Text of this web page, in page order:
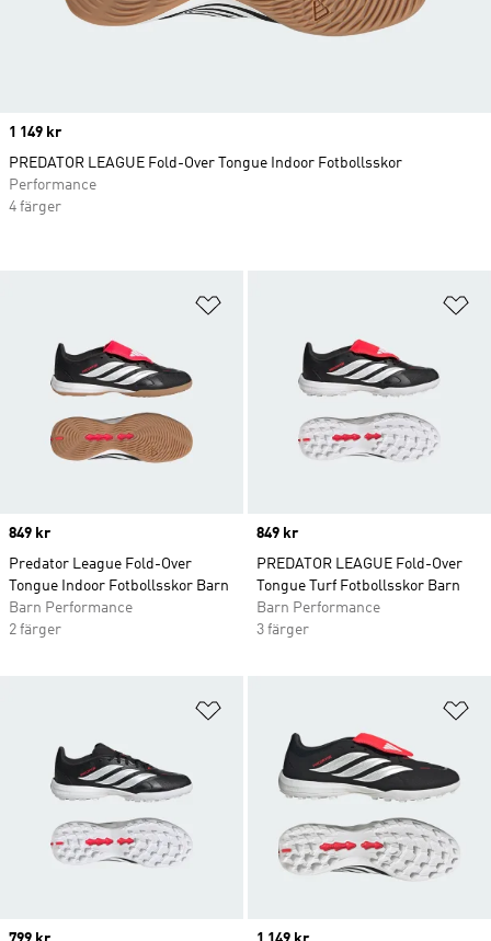
Price
849 kr
Predator League Fold-Over
Tongue Indoor Fotbollsskor Barn
Barn Performance
2 färger
Price
849 kr
PREDATOR LEAGUE Fold-Over
Tongue Turf Fotbollsskor Barn
Barn Performance
3 färger
Price
1 149 kr
PREDATOR LEAGUE Fold-Over Tongue Indoor Fotbollsskor
Performance
4 färger